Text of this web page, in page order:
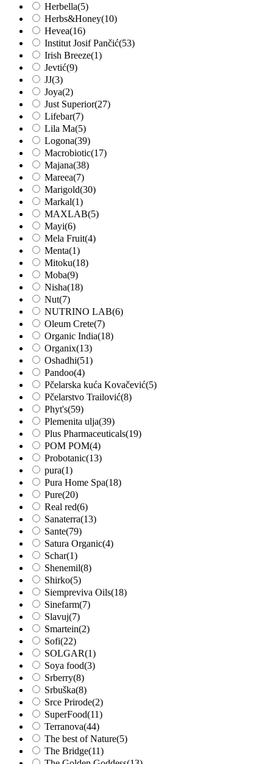
Herbella(5)
Herbs&Honey(10)
Hevea(16)
Institut Josif Pančić(53)
Irish Breeze(1)
Jevtić(9)
JJ(3)
Joya(2)
Just Superior(27)
Lifebar(7)
Lila Ma(5)
Logona(39)
Macrobiotic(17)
Majana(38)
Mareea(7)
Marigold(30)
Markal(1)
MAXLAB(5)
Mayi(6)
Mela Fruit(4)
Menta(1)
Mitoku(18)
Moba(9)
Nisha(18)
Nut(7)
NUTRINO LAB(6)
Oleum Crete(7)
Organic India(18)
Organix(13)
Oshadhi(51)
Pandoo(4)
Pčelarska kuća Kovačević(5)
Pčelarstvo Trailović(8)
Phyt's(59)
Plemenita ulja(39)
Plus Pharmaceuticals(19)
POM POM(4)
Probotanic(13)
pura(1)
Pura Home Spa(18)
Pure(20)
Real red(6)
Sanaterra(13)
Sante(79)
Satura Organic(4)
Schar(1)
Shenemil(8)
Shirko(5)
Siempreviva Oils(18)
Sinefarm(7)
Slavuj(7)
Smartein(2)
Sofi(22)
SOLGAR(1)
Soya food(3)
Srberry(8)
Srbuška(8)
Srce Prirode(2)
SuperFood(11)
Terranova(44)
The best of Nature(5)
The Bridge(11)